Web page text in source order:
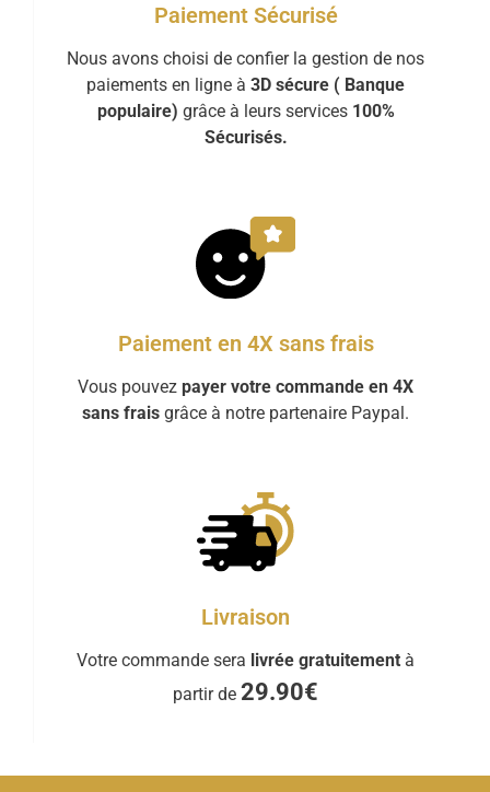
Paiement Sécurisé
Nous avons choisi de confier la gestion de nos
paiements en ligne à 3D sécure ( Banque
populaire) grâce à leurs services 100%
Sécurisés.
Paiement en 4X sans frais
Vous pouvez payer votre commande en 4X
sans frais grâce à notre partenaire Paypal.
Livraison
Votre commande sera livrée gratuitement à
partir de 29.90€